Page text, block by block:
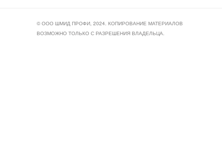
© ООО ШМИД ПРОФИ, 2024. КОПИРОВАНИЕ МАТЕРИАЛОВ
ВОЗМОЖНО ТОЛЬКО С РАЗРЕШЕНИЯ ВЛАДЕЛЬЦА.